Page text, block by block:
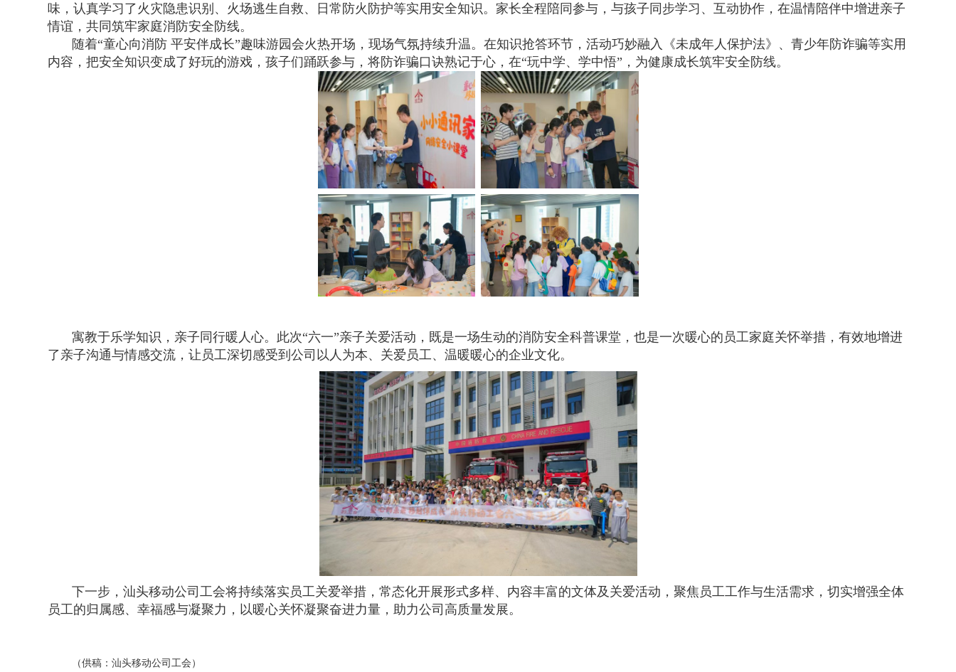
味，认真学习了火灾隐患识别、火场逃生自救、日常防火防护等实用安全知识。家长全程陪同参与，与孩子同步学习、互动协作，在温情陪伴中增进亲子
情谊，共同筑牢家庭消防安全防线。
随着“童心向消防 平安伴成长”趣味游园会火热开场，现场气氛持续升温。在知识抢答环节，活动巧妙融入《未成年人保护法》、青少年防诈骗等实用
内容，把安全知识变成了好玩的游戏，孩子们踊跃参与，将防诈骗口诀熟记于心，在“玩中学、学中悟”，为健康成长筑牢安全防线。
寓教于乐学知识，亲子同行暖人心。此次“六一”亲子关爱活动，既是一场生动的消防安全科普课堂，也是一次暖心的员工家庭关怀举措，有效地增进
了亲子沟通与情感交流，让员工深切感受到公司以人为本、关爱员工、温暖暖心的企业文化。
下一步，汕头移动公司工会将持续落实员工关爱举措，常态化开展形式多样、内容丰富的文体及关爱活动，聚焦员工工作与生活需求，切实增强全体
员工的归属感、幸福感与凝聚力，以暖心关怀凝聚奋进力量，助力公司高质量发展。
（供稿：汕头移动公司工会）